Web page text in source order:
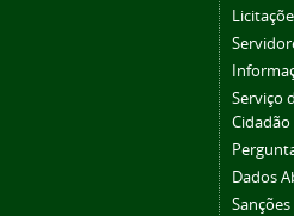
Serviço
Cidadão
Dados